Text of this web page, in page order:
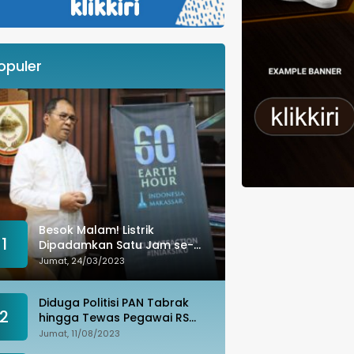
1
Besok Malam! Listrik
Dipadamkan Satu Jam se-
Kota Makassar: Merespons
Perubahan Iklim
Jumat, 24/03/2023
2
Diduga Politisi PAN Tabrak
hingga Tewas Pegawai RS
Wahidin, Istri Korban: Kami
Jumat, 11/08/2023